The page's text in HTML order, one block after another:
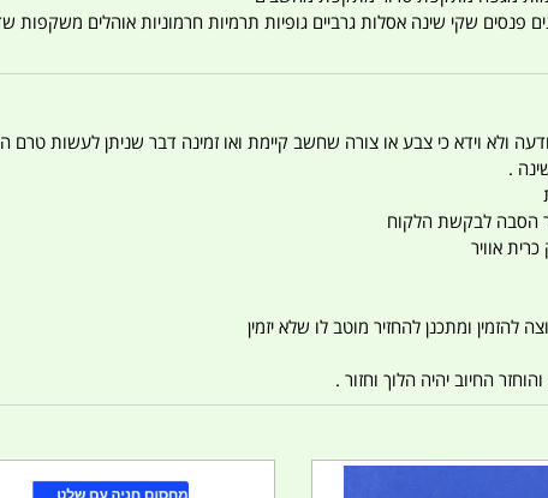
פנסים שקי שינה אסלות גרביים גופיות תרמיות חרמוניות אוהלים
ולא וידא כי צבע או צורה שחשב קיימת ואו זמינה דבר שניתן לעשות טרם
.
הסבה לבקשת הלקוח
אוויר
להזמין ומתכנן להחזיר מוטב לו שלא יזמין
החיוב יהיה הלוך וחזור .